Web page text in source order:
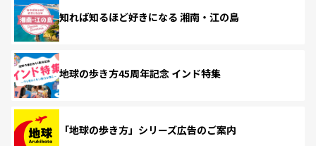
知れば知るほど好きになる 湘南・江の島
地球の歩き方45周年記念 インド特集
「地球の歩き方」シリーズ広告のご案内